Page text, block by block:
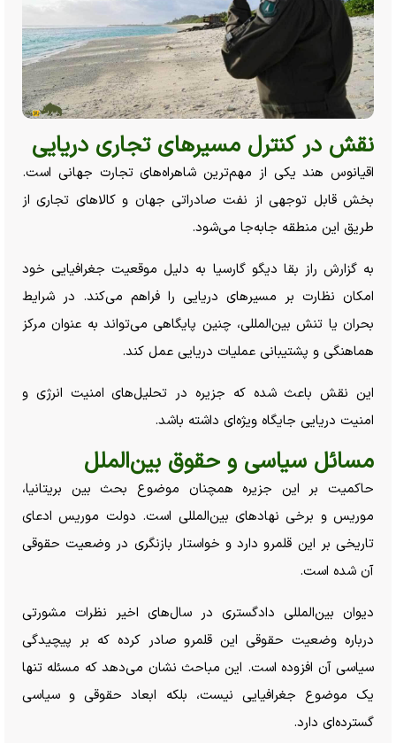
نقش در کنترل مسیر‌های تجاری دریایی
اقیانوس هند یکی از مهم‌ترین شاهراه‌های تجارت جهانی است.
بخش قابل توجهی از نفت صادراتی جهان و کالا‌های تجاری از
طریق این منطقه جابه‌جا می‌شود.
به گزارش راز بقا دیگو گارسیا به دلیل موقعیت جغرافیایی خود
امکان نظارت بر مسیر‌های دریایی را فراهم می‌کند. در شرایط
بحران یا تنش بین‌المللی، چنین پایگاهی می‌تواند به عنوان مرکز
هماهنگی و پشتیبانی عملیات دریایی عمل کند.
این نقش باعث شده که جزیره در تحلیل‌های امنیت انرژی و
امنیت دریایی جایگاه ویژه‌ای داشته باشد.
مسائل سیاسی و حقوق بین‌الملل
حاکمیت بر این جزیره همچنان موضوع بحث بین بریتانیا،
موریس و برخی نهاد‌های بین‌المللی است. دولت موریس ادعای
تاریخی بر این قلمرو دارد و خواستار بازنگری در وضعیت حقوقی
آن شده است.
دیوان بین‌المللی دادگستری در سال‌های اخیر نظرات مشورتی
درباره وضعیت حقوقی این قلمرو صادر کرده که بر پیچیدگی
سیاسی آن افزوده است. این مباحث نشان می‌دهد که مسئله تنها
یک موضوع جغرافیایی نیست، بلکه ابعاد حقوقی و سیاسی
گسترده‌ای دارد.